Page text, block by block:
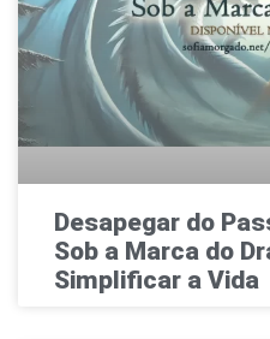
Desapegar do
Sob a Marca do
Simplificar a Vida